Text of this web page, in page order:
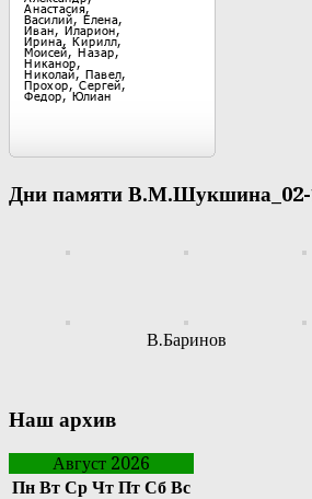
Дни памяти В.М.Шукшина_02-
В.Баринов
Наш архив
Август 2026
Пн Вт Ср Чт Пт Сб Вс